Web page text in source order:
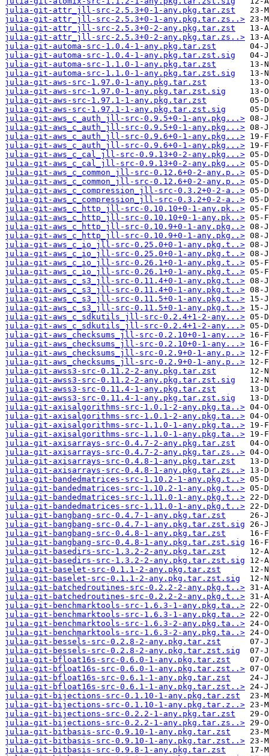
julia-git-attr_jll-src-2.5.3+0-1-any.pkg.tar.zst
julia-git-attr_jll-src-2.5.3+0-1-any.pkg.tar.zs..>
julia-git-attr_jll-src-2.5.3+0-2-any.pkg.tar.zst
julia-git-attr_jll-src-2.5.3+0-2-any.pkg.tar.zs..>
julia-git-automa-src-1.0.4-1-any.pkg.tar.zst
julia-git-automa-src-1.0.4-1-any.pkg.tar.zst.sig
julia-git-automa-src-1.1.0-1-any.pkg.tar.zst
julia-git-automa-src-1.1.0-1-any.pkg.tar.zst.sig
julia-git-aws-src-1.97.0-1-any.pkg.tar.zst
julia-git-aws-src-1.97.0-1-any.pkg.tar.zst.sig
julia-git-aws-src-1.97.1-1-any.pkg.tar.zst
julia-git-aws-src-1.97.1-1-any.pkg.tar.zst.sig
julia-git-aws_c_auth_jll-src-0.9.5+0-1-any.pkg...>
julia-git-aws_c_auth_jll-src-0.9.5+0-1-any.pkg...>
julia-git-aws_c_auth_jll-src-0.9.6+0-1-any.pkg...>
julia-git-aws_c_auth_jll-src-0.9.6+0-1-any.pkg...>
julia-git-aws_c_cal_jll-src-0.9.13+0-2-any.pkg...>
julia-git-aws_c_cal_jll-src-0.9.13+0-2-any.pkg...>
julia-git-aws_c_common_jll-src-0.12.6+0-2-any.p..>
julia-git-aws_c_common_jll-src-0.12.6+0-2-any.p..>
julia-git-aws_c_compression_jll-src-0.3.2+0-2-a..>
julia-git-aws_c_compression_jll-src-0.3.2+0-2-a..>
julia-git-aws_c_http_jll-src-0.10.10+0-1-any.pk..>
julia-git-aws_c_http_jll-src-0.10.10+0-1-any.pk..>
julia-git-aws_c_http_jll-src-0.10.9+0-1-any.pkg..>
julia-git-aws_c_http_jll-src-0.10.9+0-1-any.pkg..>
julia-git-aws_c_io_jll-src-0.25.0+0-1-any.pkg.t..>
julia-git-aws_c_io_jll-src-0.25.0+0-1-any.pkg.t..>
julia-git-aws_c_io_jll-src-0.26.1+0-1-any.pkg.t..>
julia-git-aws_c_io_jll-src-0.26.1+0-1-any.pkg.t..>
julia-git-aws_c_s3_jll-src-0.11.4+0-1-any.pkg.t..>
julia-git-aws_c_s3_jll-src-0.11.4+0-1-any.pkg.t..>
julia-git-aws_c_s3_jll-src-0.11.5+0-1-any.pkg.t..>
julia-git-aws_c_s3_jll-src-0.11.5+0-1-any.pkg.t..>
julia-git-aws_c_sdkutils_jll-src-0.2.4+1-2-any...>
julia-git-aws_c_sdkutils_jll-src-0.2.4+1-2-any...>
julia-git-aws_checksums_jll-src-0.2.10+0-1-any...>
julia-git-aws_checksums_jll-src-0.2.10+0-1-any...>
julia-git-aws_checksums_jll-src-0.2.9+0-1-any.p..>
julia-git-aws_checksums_jll-src-0.2.9+0-1-any.p..>
julia-git-awss3-src-0.11.2-2-any.pkg.tar.zst
julia-git-awss3-src-0.11.2-2-any.pkg.tar.zst.sig
julia-git-awss3-src-0.11.4-1-any.pkg.tar.zst
julia-git-awss3-src-0.11.4-1-any.pkg.tar.zst.sig
julia-git-axisalgorithms-src-1.0.1-2-any.pkg.ta..>
julia-git-axisalgorithms-src-1.0.1-2-any.pkg.ta..>
julia-git-axisalgorithms-src-1.1.0-1-any.pkg.ta..>
julia-git-axisalgorithms-src-1.1.0-1-any.pkg.ta..>
julia-git-axisarrays-src-0.4.7-2-any.pkg.tar.zst
julia-git-axisarrays-src-0.4.7-2-any.pkg.tar.zs..>
julia-git-axisarrays-src-0.4.8-1-any.pkg.tar.zst
julia-git-axisarrays-src-0.4.8-1-any.pkg.tar.zs..>
julia-git-bandedmatrices-src-1.10.2-1-any.pkg.t..>
julia-git-bandedmatrices-src-1.10.2-1-any.pkg.t..>
julia-git-bandedmatrices-src-1.11.0-1-any.pkg.t..>
julia-git-bandedmatrices-src-1.11.0-1-any.pkg.t..>
julia-git-bangbang-src-0.4.7-1-any.pkg.tar.zst
julia-git-bangbang-src-0.4.7-1-any.pkg.tar.zst.sig
julia-git-bangbang-src-0.4.8-1-any.pkg.tar.zst
julia-git-bangbang-src-0.4.8-1-any.pkg.tar.zst.sig
julia-git-basedirs-src-1.3.2-2-any.pkg.tar.zst
julia-git-basedirs-src-1.3.2-2-any.pkg.tar.zst.sig
julia-git-baselet-src-0.1.1-2-any.pkg.tar.zst
julia-git-baselet-src-0.1.1-2-any.pkg.tar.zst.sig
julia-git-batchedroutines-src-0.2.2-2-any.pkg.t..>
julia-git-batchedroutines-src-0.2.2-2-any.pkg.t..>
julia-git-benchmarktools-src-1.6.3-1-any.pkg.ta..>
julia-git-benchmarktools-src-1.6.3-1-any.pkg.ta..>
julia-git-benchmarktools-src-1.6.3-2-any.pkg.ta..>
julia-git-benchmarktools-src-1.6.3-2-any.pkg.ta..>
julia-git-bessels-src-0.2.8-2-any.pkg.tar.zst
julia-git-bessels-src-0.2.8-2-any.pkg.tar.zst.sig
julia-git-bfloat16s-src-0.6.0-1-any.pkg.tar.zst
julia-git-bfloat16s-src-0.6.0-1-any.pkg.tar.zst..>
julia-git-bfloat16s-src-0.6.1-1-any.pkg.tar.zst
julia-git-bfloat16s-src-0.6.1-1-any.pkg.tar.zst..>
julia-git-bijections-src-0.1.10-1-any.pkg.tar.zst
julia-git-bijections-src-0.1.10-1-any.pkg.tar.z..>
julia-git-bijections-src-0.2.2-1-any.pkg.tar.zst
julia-git-bijections-src-0.2.2-1-any.pkg.tar.zs..>
julia-git-bitbasis-src-0.9.10-1-any.pkg.tar.zst
julia-git-bitbasis-src-0.9.10-1-any.pkg.tar.zst..>
julia-git-bitbasis-src-0.9.8-1-any.pkg.tar.zst